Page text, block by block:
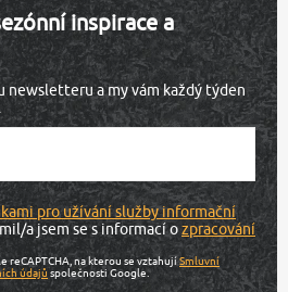
inspirace a
newsletteru a my vám každý týden
pro užívání služby informační
a jsem se s informací ozpracování
reCAPTCHA, na kterou se vztahujíSmluvní
údajůspolečnosti Google.